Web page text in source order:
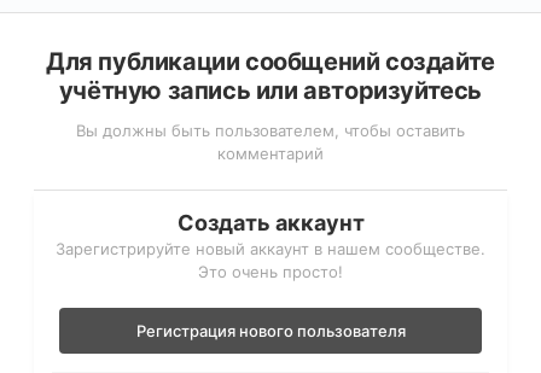
Для публикации сообщений создайте
учётную запись или авторизуйтесь
Вы должны быть пользователем, чтобы оставить
комментарий
Создать аккаунт
Зарегистрируйте новый аккаунт в нашем сообществе.
Это очень просто!
Регистрация нового пользователя